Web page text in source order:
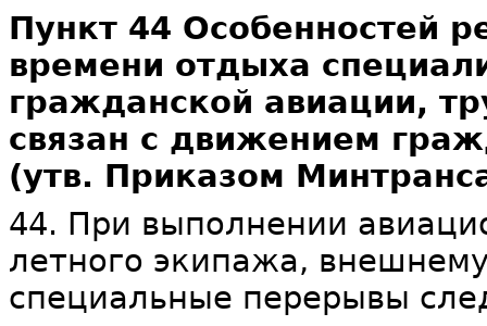
Пункт 44 Особенностей
времени отдыха
гражданской авиации,
связан с движением
(утв. Приказом
44. При выполнении
летного экипажа,
специальные перерывы